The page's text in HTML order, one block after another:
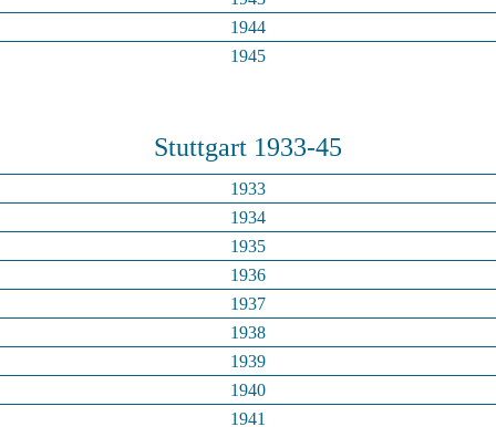
1944
1945
Stuttgart 1933-45
1933
1934
1935
1936
1937
1938
1939
1940
1941